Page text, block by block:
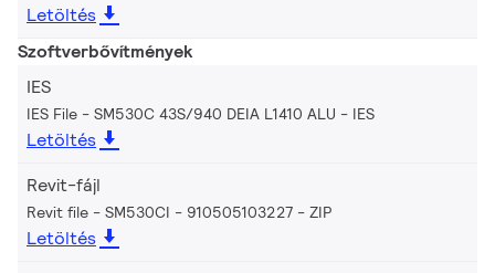
Letöltés
Szoftverbővítmények
IES
IES File - SM530C 43S/940 DEIA L1410 ALU IES
Letöltés
Revit-fájl
Revit file - SM530CI - 910505103227 ZIP
Letöltés